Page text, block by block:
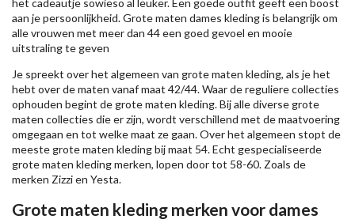
het cadeautje sowieso al leuker. Een goede outfit geeft een boost
aan je persoonlijkheid. Grote maten dames kleding is belangrijk om
alle vrouwen met meer dan 44 een goed gevoel en mooie
uitstraling te geven
Je spreekt over het algemeen van grote maten kleding, als je het
hebt over de maten vanaf maat 42/44. Waar de reguliere collecties
ophouden begint de grote maten kleding. Bij alle diverse grote
maten collecties die er zijn, wordt verschillend met de maatvoering
omgegaan en tot welke maat ze gaan. Over het algemeen stopt de
meeste grote maten kleding bij maat 54. Echt gespecialiseerde
grote maten kleding merken, lopen door tot 58-60. Zoals de
merken Zizzien Yesta.
Grote maten kleding merken voor dames